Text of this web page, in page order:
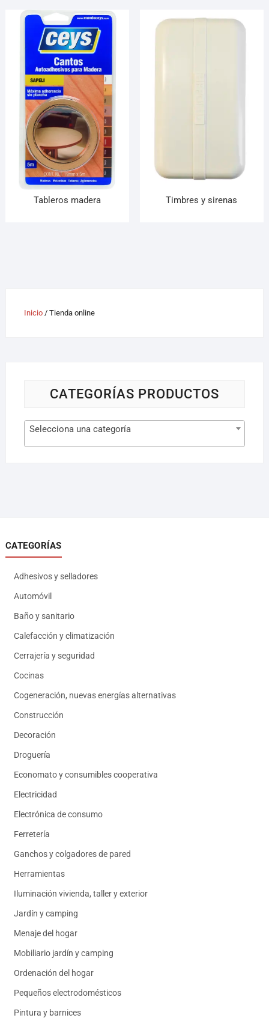
Tableros madera Timbres y sirenas
Inicio/ Tienda online
CATEGORÍAS PRODUCTOS
Selecciona una categoría
CATEGORÍAS
Adhesivos y selladores
Automóvil
Baño y sanitario
Calefacción y climatización
Cerrajería y seguridad
Cocinas
Cogeneración, nuevas energías alternativas
Construcción
Decoración
Droguería
Economato y consumibles cooperativa
Electricidad
Electrónica de consumo
Ferretería
Ganchos y colgadores de pared
Herramientas
Iluminación vivienda, taller y exterior
Jardín y camping
Menaje del hogar
Mobiliario jardín y camping
Ordenación del hogar
Pequeños electrodomésticos
Pintura y barnices